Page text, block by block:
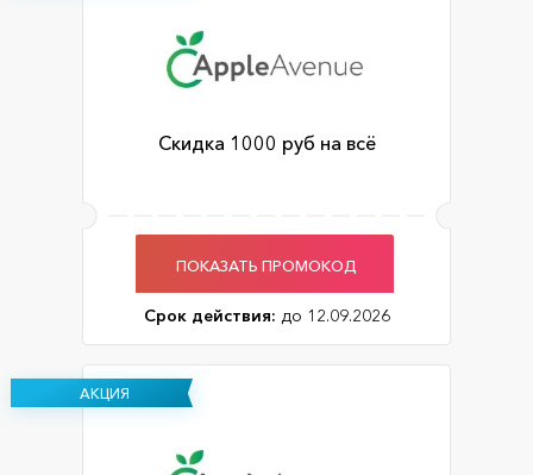
Скидка 1000 руб на всё
ПОКАЗАТЬ ПРОМОКОД
Срок действия: до 12.09.2026
АКЦИЯ